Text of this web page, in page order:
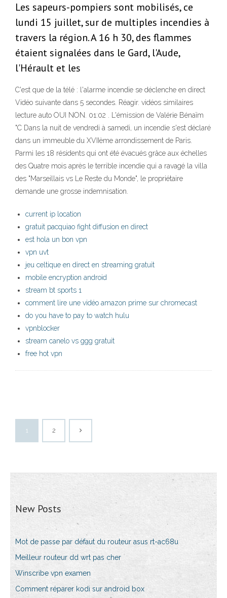
Les sapeurs-pompiers sont mobilisés, ce
lundi 15 juillet, sur de multiples incendies à
travers la région. A 16 h 30, des flammes
étaient signalées dans le Gard, l'Aude,
l'Hérault et les
C'est que de la télé : l'alarme incendie se déclenche en direct
Vidéo suivante dans 5 secondes. Réagir. vidéos similaires
lecture auto OUI NON. 01:02 . L'émission de Valérie Bénaïm
"C Dans la nuit de vendredi à samedi, un incendie s'est déclaré
dans un immeuble du XVIIème arrondissement de Paris.
Parmi les 18 résidents qui ont été évacués grâce aux échelles
des Quatre mois après le terrible incendie qui a ravagé la villa
des "Marseillais vs Le Reste du Monde", le propriétaire
demande une grosse indemnisation.
current ip location
gratuit pacquiao fight diffusion en direct
est hola un bon vpn
vpn uvt
jeu celtique en direct en streaming gratuit
mobile encryption android
stream bt sports 1
comment lire une vidéo amazon prime sur chromecast
do you have to pay to watch hulu
vpnblocker
stream canelo vs ggg gratuit
free hot vpn
1 2
New Posts
Mot de passe par défaut du routeur asus rt-ac68u
Meilleur routeur dd wrt pas cher
Winscribe vpn examen
Comment réparer kodi sur android box